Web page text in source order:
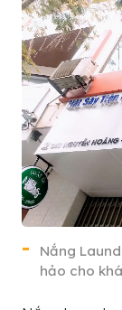
Nắng
hảo cho